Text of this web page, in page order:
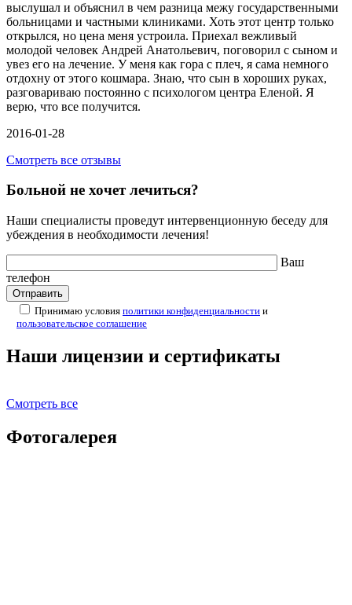
выслушал и объяснил в чем разница межу государственными
больницами и частными клиниками. Хоть этот центр только
открылся, но цена меня устроила. Приехал вежливый
молодой человек Андрей Анатольевич, поговорил с сыном и
увез его на лечение. У меня как гора с плеч, я сама немного
отдохну от этого кошмара. Знаю, что сын в хороших руках,
разговариваю постоянно с психологом центра Еленой. Я
верю, что все получится.
2016-01-28
Смотреть все отзывы
Больной не хочет лечиться?
Наши специалисты проведут интервенционную беседу для
убеждения в необходимости лечения!
Ваш
телефон
Принимаю условия политики конфиденциальности и
пользовательское соглашение
Наши лицензии и сертификаты
Смотреть все
Фотогалерея